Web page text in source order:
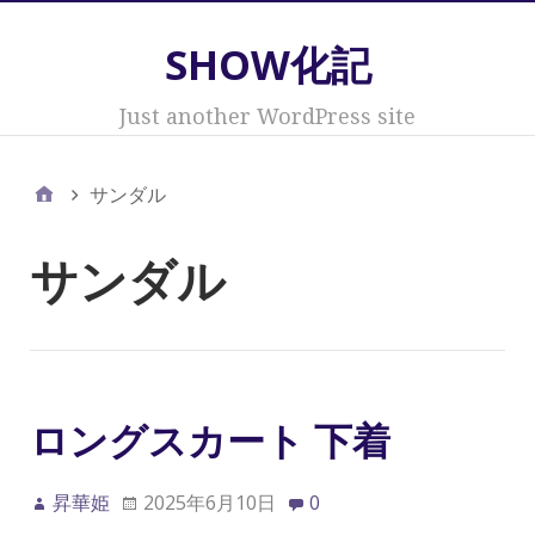
SHOW化記
Just another WordPress site
サンダル
サンダル
ロングスカート 下着
昇華姫 2025年6月10日 0